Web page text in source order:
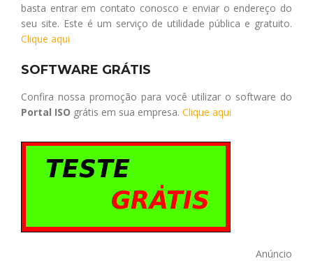
basta entrar em contato conosco e enviar o endereço do
seu site. Este é um serviço de utilidade pública e gratuito.
Clique aqui
SOFTWARE GRÁTIS
Confira nossa promoção para você utilizar o software do
Portal ISO grátis em sua empresa. Clique aqui
Anúncio